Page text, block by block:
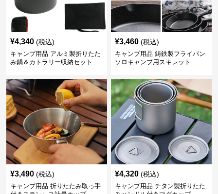
¥4,340 (税込)
キャンプ用品 アルミ製折りたた
み鍋＆カトラリー収納セット
¥3,460 (税込)
キャンプ用品 鋳鉄製フライパン
ソロキャンプ用スキレット
¥3,490 (税込)
キャンプ用品 折りたたみ取っ手
¥4,320 (税込)
キャンプ用品 チタン製折りたた